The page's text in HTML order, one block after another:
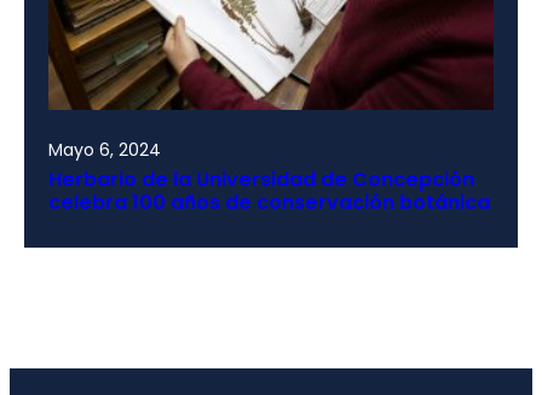
Mayo 6, 2024
Herbario de la Universidad de Concepción
celebra 100 años de conservación botánica